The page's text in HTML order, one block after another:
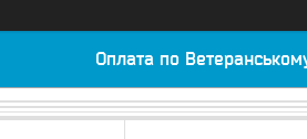
Оплата по